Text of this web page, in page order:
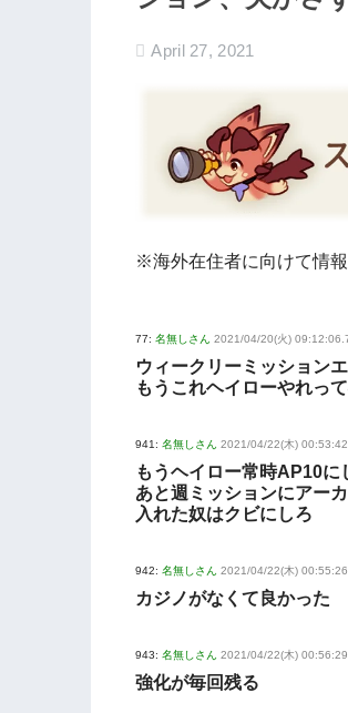
April 27, 2021
※海外在住者に向けて情報
77: 名無しさん 2021/04/20(火)
ウィークリーミッション
もうこれヘイローやれっ
941: 名無しさん 2021/04/22(木)
もうヘイロー常時AP10に
あと週ミッションにアー
入れた奴はクビにしろ
942: 名無しさん 2021/04/22(木)
カジノがなくて良かった
943: 名無しさん 2021/04/22(木)
強化が毎回残る